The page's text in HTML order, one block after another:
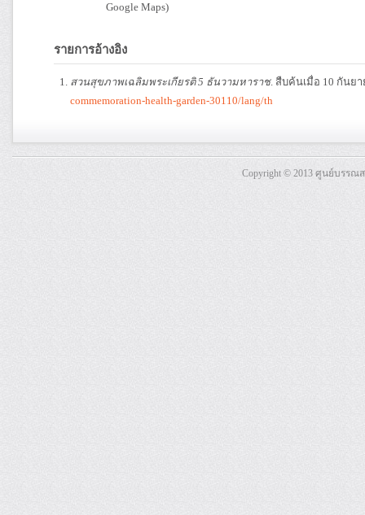
Google Maps)
รายการอ้างอิง
สวนสุขภาพเฉลิมพระเกียรติ 5 ธันวามหาราช. สืบค้นเมื่อ 10 กันย
commemoration-health-garden-30110/lang/th
Copyright © 2013 ศูนย์บรร